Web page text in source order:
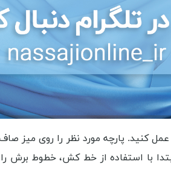
عمل کنید. پارچه مورد نظر را روی
ابتدا با استفاده از خط کش، خطوط